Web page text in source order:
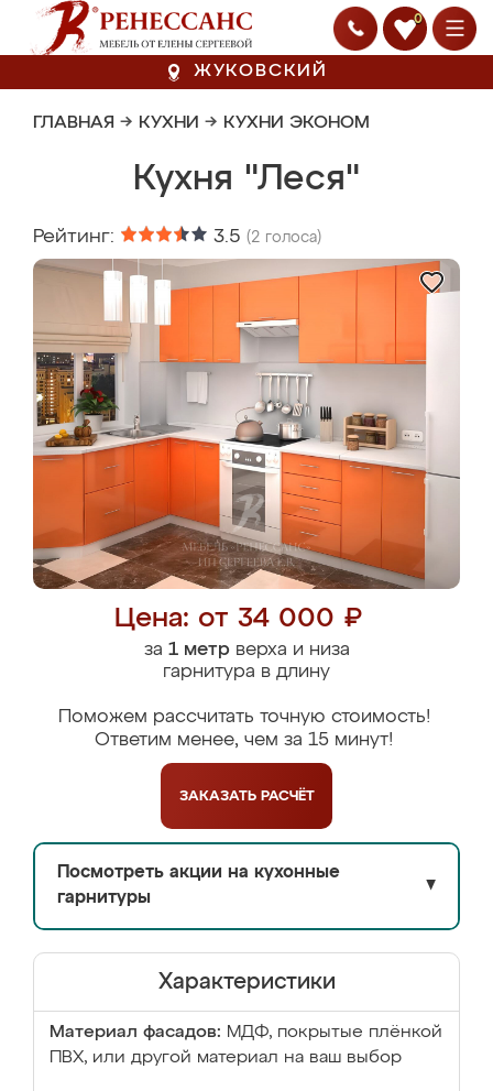
0
ЖУКОВСКИЙ
ГЛАВНАЯ → КУХНИ → КУХНИ ЭКОНОМ
Кухня "Леся"
Рейтинг: 3.5 (2 голоса)
Цена: от 34 000 ₽
за 1 метрверха и низа
гарнитура в длину
Поможем рассчитать точную стоимость!
Ответим менее, чем за 15 минут!
ЗАКАЗАТЬ РАСЧЁТ
Посмотреть акции на кухонные
гарнитуры
▼
Характеристики
Материал фасадов: МДФ, покрытые плёнкой
ПВХ, или другой материал на ваш выбор